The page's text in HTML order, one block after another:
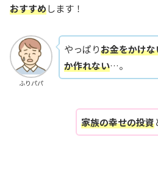
おすすめします！
ふりパパ
やっぱりお金をかけ
か作れない…。
家族の幸せの投資